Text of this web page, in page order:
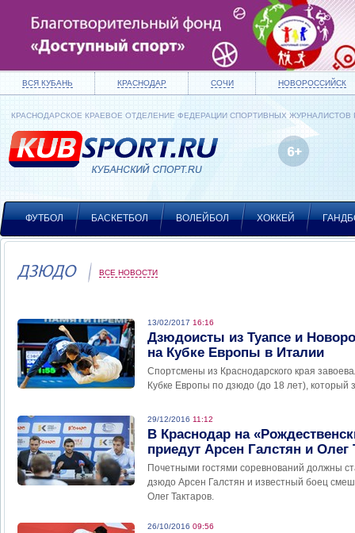
ВСЯ КУБАНЬ КРАСНОДАР СОЧИ НОВОРОССИЙСК
КРАСНОДАРСКОЕ КРАЕВОЕ ОТДЕЛЕНИЕ ФЕДЕРАЦИИ СПОРТИВНЫХ ЖУРНАЛИСТОВ
ФУТБОЛ БАСКЕТБОЛ ВОЛЕЙБОЛ ХОККЕЙ
ДЗЮДО ВСЕ НОВОСТИ
13/02/2017 16:16
Дзюдоисты из Туапсе и
на Кубке Европы в Италии
Спортсмены из Краснодарского края
Кубке Европы по дзюдо (до 18 лет), который
29/12/2016 11:12
В Краснодар на
приедут Арсен Галстян и Олег
Почетными гостями соревнований должны
дзюдо Арсен Галстян и известный боец
Олег Тактаров.
26/10/2016 09:56